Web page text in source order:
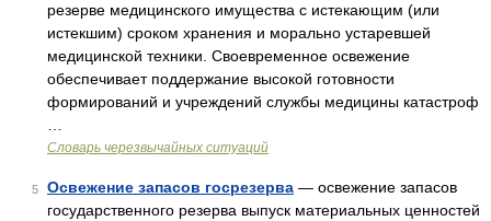
резерве медицинского имущества с истекающим (или
истекшим) сроком хранения и морально устаревшей
медицинской техники. Своевременное освежение
обеспечивает поддержание высокой готовности
формирований и учреждений службы медицины катастроф
Словарь черезвычайных ситуаций
5 Освежение запасов госрезерва — освежение запасов
государственного резерва выпуск материальных ценностей